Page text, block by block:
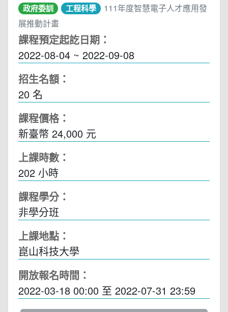
政府委訓 工程科學
111年度智慧電子人才應用發
展推動計畫
課程預定起訖日期：
2022-08-04 ~ 2022-09-08
招生名額：
20 名
課程價格：
新臺幣 24,000 元
上課時數：
202 小時
課程學分：
非學分班
上課地點：
崑山科技大學
開放報名時間：
2022-03-18 00:00 至 2022-07-31 23:59